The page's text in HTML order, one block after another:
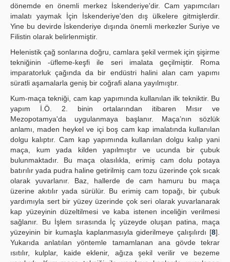
dönemde en önemli merkez İskenderiye'dir. Cam yapımcıları
imalatı yaymak İçin İskenderiye'den dış ülkelere gitmişlerdir.
Yine bu devirde İskenderiye dışında önemli merkezler Suriye ve
Filistin olarak belirlenmiştir.
Helenistik çağ sonlarına doğru, camlara şekil vermek için şişirme
tekniğinin -üfleme-keşfi ile seri imalata geçilmiştir. Roma
imparatorluk çağında da bir endüstri halini alan cam yapımı
süratli aşamalarla geniş bir coğrafi alana yayılmıştır.
Kum-maça tekniği, cam kap yapımında kullanılan ilk tekniktir. Bu
yapım İ.Ö. 2. binin ortalarından itibaren Mısır ve
Mezopotamya'da uygulanmaya başlanır. Maça’nın sözlük
anlamı, maden heykel ve içi boş cam kap imalatında kullanılan
dolgu kalıptır. Cam kap yapımında kullanılan dolgu kalıp yani
maça, kum yada kilden yapılmıştır ve ucunda bir çubuk
bulunmaktadır. Bu maça olasılıkla, erimiş cam dolu potaya
batırılır yada pudra haline getirilmiş cam tozu üzerinde çok sıcak
olarak yuvarlanır. Baz, hallerde de cam hamuru bu maça
üzerine akıtılır yada sürülür. Bu erimiş cam topağı, bir çubuk
yardımıyla sert bir yüzey üzerinde çok seri olarak yuvarlanarak
kap yüzeyinin düzeltilmesi ve kaba istenen inceliğin verilmesi
sağlanır. Bu İşlem sırasında İç yüzeyde oluşan patina, maça
yüzeyinin bir kumaşla kaplanmasıyla giderilmeye çalışılırdı [8].
Yukarıda anlatılan yöntemle tamamlanan ana gövde tekrar
ısıtılır, kulplar, kaide eklenir, ağıza şekil verilir ve bezeme